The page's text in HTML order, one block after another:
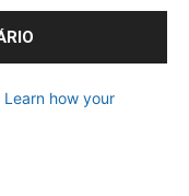
Learn how your